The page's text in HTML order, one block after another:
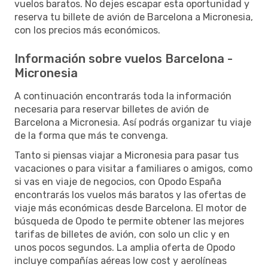
vuelos baratos. No dejes escapar esta oportunidad y
reserva tu billete de avión de Barcelona a Micronesia,
con los precios más económicos.
Información sobre vuelos Barcelona -
Micronesia
A continuación encontrarás toda la información
necesaria para reservar billetes de avión de
Barcelona a Micronesia. Así podrás organizar tu viaje
de la forma que más te convenga.
Tanto si piensas viajar a Micronesia para pasar tus
vacaciones o para visitar a familiares o amigos, como
si vas en viaje de negocios, con Opodo España
encontrarás los vuelos más baratos y las ofertas de
viaje más económicas desde Barcelona. El motor de
búsqueda de Opodo te permite obtener las mejores
tarifas de billetes de avión, con solo un clic y en
unos pocos segundos. La amplia oferta de Opodo
incluye compañías aéreas low cost y aerolíneas